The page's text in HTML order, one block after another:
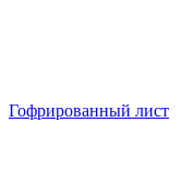
Гофрированный лист